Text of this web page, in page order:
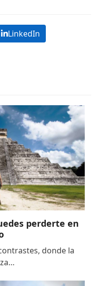
LinkedIn
perderte en
donde la